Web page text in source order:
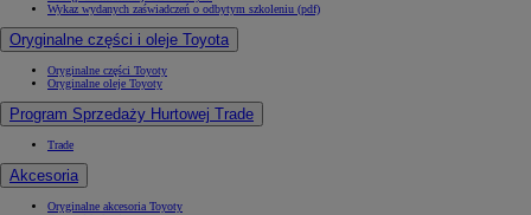
Wykaz wydanych zaświadczeń o odbytym szkoleniu (pdf)
Oryginalne części i oleje Toyota
Oryginalne części Toyoty
Oryginalne oleje Toyoty
Program Sprzedaży Hurtowej Trade
Trade
Akcesoria
Oryginalne akcesoria Toyoty